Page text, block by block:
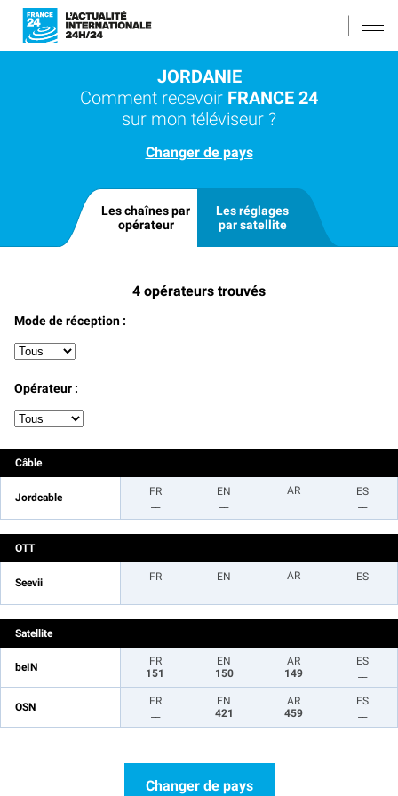
JORDANIE
Comment recevoir FRANCE 24
sur mon téléviseur ?
Changer de pays
Les chaînes par
opérateur
Les réglages
par satellite
4 opérateurs trouvés
Mode de réception :
Opérateur :
Câble
Jordcable
FR
EN
AR
ES
OTT
Seevii
FR
EN
AR
ES
Satellite
beIN
FR
151
EN
150
AR
149
ES
OSN
FR
EN
421
AR
459
ES
Changer de pays